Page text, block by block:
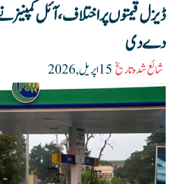
ڈیزل قیمتوں پر اختلاف، آئل
دے دی
شائع شدہ تاریخ